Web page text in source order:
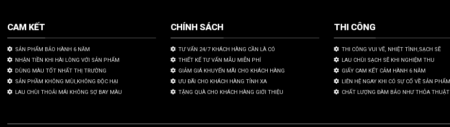
CAM KẾT
SẢN PHẨM BẢO HÀNH 6 NĂM
NHẬN TIỀN KHI HÀI LÒNG VỚI SẢN PHẨM
DÙNG MÀU TỐT NHẤT THỊ TRƯỜNG
SẢN PHẦM KHÔNG MÙI,KHÔNG ĐỘC HẠI
LAU CHÙI THOẢI MÁI KHÔNG SỢ BAY MÀU
CHÍNH SÁCH
TƯ VẤN 24/7 KHÁCH HÀNG CẦN LÀ CÓ
THIẾT KẾ TƯ VẤN MẪU MIỄN PHÍ
GIẢM GIÁ KHUYẾN MÃI CHO KHÁCH HÀNG
ƯU ĐÃI CHO KHÁCH HÀNG TỈNH XA
TẶNG QUÀ CHO KHÁCH HÀNG GIỚI THIỆU
THI CÔNG
THI CÔNG VUI VẼ, NHIỆT TÌNH,SẠCH SẼ
LAU CHÙI SẠCH SẼ KHI NGHIỆM THU
GIẤY CAM KẾT CẢM HÀNH 6 NĂM
LIÊN HỆ NGAY KHI CÓ SỰ CỐ VỀ SẢN PHẨM
CHẤT LƯỢNG ĐÀM BẢO NHƯ THỎA THUẬT